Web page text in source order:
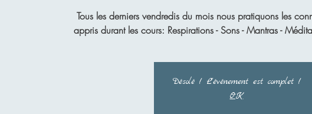
Tous les derniers vendredis du mois nous pratiquons les
appris durant les cours: Respirations - Sons - Mantras -
Désolé ! L'événement est complet !
OK